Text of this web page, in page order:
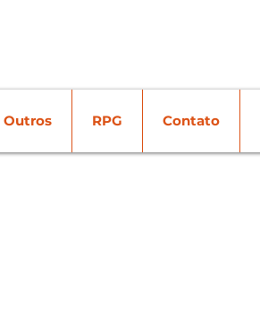
Outros RPG Contato